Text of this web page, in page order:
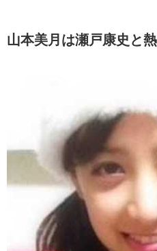
山本美月は瀬戸康史と